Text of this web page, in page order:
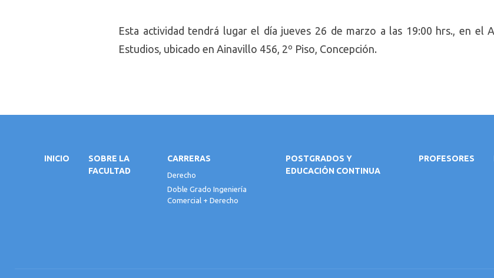
Esta actividad tendrá lugar el día jueves 26 de marzo a las 19:00 hrs., en el
Estudios, ubicado en Ainavillo 456, 2º Piso, Concepción.
INICIO
SOBRE LA
FACULTAD
CARRERAS
Derecho
Doble Grado Ingeniería
Comercial + Derecho
POSTGRADOS Y
EDUCACIÓN CONTINUA
PROFESORES